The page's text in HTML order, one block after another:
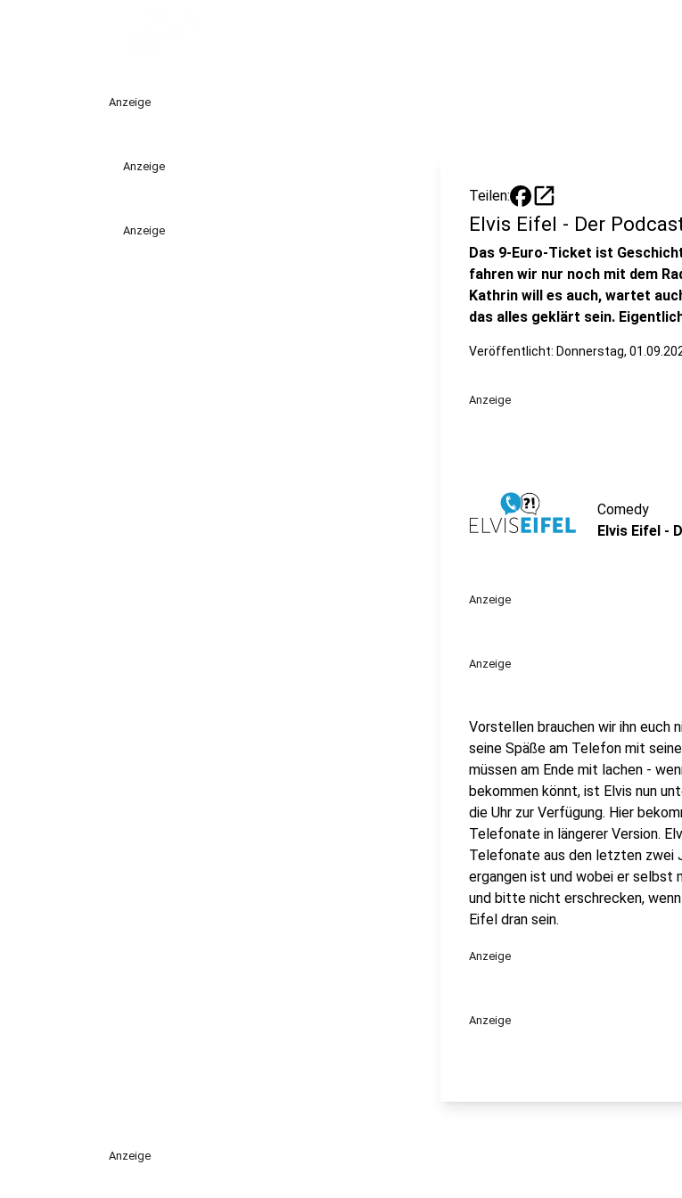
Anzeige
Anzeige
Anzeige
Teilen: open_in_new
Elvis Eifel - Der
Das 9-Euro-Ticket ist
fahren wir nur noch mit dem
Kathrin will es auch, wartet
das alles geklärt sein.
Veröffentlicht: Donnerstag,
Anzeige
Comedy
Elvis Eifel -
Anzeige
Anzeige
Vorstellen brauchen wir ihn euch
seine Späße am Telefon mit
müssen am Ende mit lachen -
bekommen könnt, ist Elvis nun
die Uhr zur Verfügung. Hier
Telefonate in längerer Version.
Telefonate aus den letzten zwei
ergangen ist und wobei er selbst
und bitte nicht erschrecken,
Eifel dran sein.
Anzeige
Anzeige
Anzeige